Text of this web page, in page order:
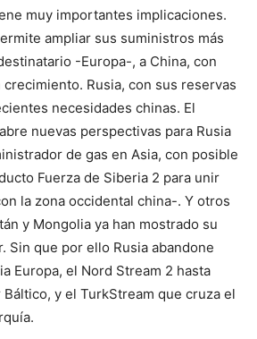
muy importantes implicaciones.
ampliar sus suministros más
-Europa-, a China, con
Rusia, con sus reservas
necesidades chinas. El
nuevas perspectivas para Rusia
de gas en Asia, con posible
Fuerza de Siberia 2 para unir
la zona occidental china-. Y otros
y Mongolia ya han mostrado su
Sin que por ello Rusia abandone
Europa, el Nord Stream 2 hasta
y el TurkStream que cruza el